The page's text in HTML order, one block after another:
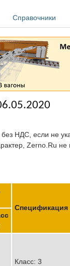
Справочники
НДС, если не
Zerno.Ru не
Спецификация
Класс: 3